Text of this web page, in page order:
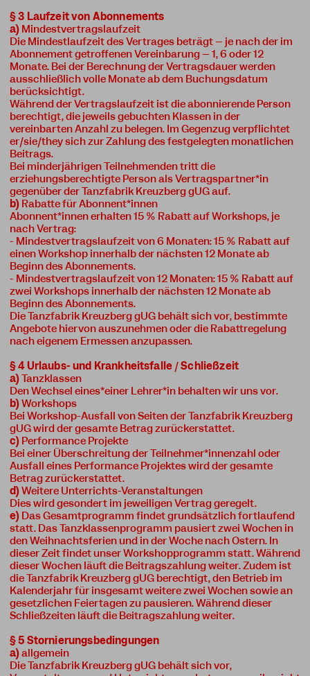
§ 3 Laufzeit von Abonnements
a) Mindestvertragslaufzeit
Die Mindestlaufzeit des Vertrages beträgt – je nach der im
Abonnement getroffenen Vereinbarung – 1, 6 oder 12
Monate. Bei der Berechnung der Vertragsdauer werden
ausschließlich volle Monate ab dem Buchungsdatum
berücksichtigt.
Während der Vertragslaufzeit ist die abonnierende Person
berechtigt, die jeweils gebuchten Klassen in der
vereinbarten Anzahl zu belegen. Im Gegenzug verpflichtet
er/sie/they sich zur Zahlung des festgelegten monatlichen
Beitrags.
Bei minderjährigen Teilnehmenden tritt die
erziehungsberechtigte Person als Vertragspartner*in
gegenüber der Tanzfabrik Kreuzberg gUG auf.
b) Rabatte für Abonnent*innen
Abonnent*innen erhalten 15 % Rabatt auf Workshops, je
nach Vertrag:
- Mindestvertragslaufzeit von 6 Monaten: 15 % Rabatt auf
einen Workshop innerhalb der nächsten 12 Monate ab
Beginn des Abonnements.
- Mindestvertragslaufzeit von 12 Monaten: 15 % Rabatt auf
zwei Workshops innerhalb der nächsten 12 Monate ab
Beginn des Abonnements.
Die Tanzfabrik Kreuzberg gUG behält sich vor, bestimmte
Angebote hiervon auszunehmen oder die Rabattregelung
nach eigenem Ermessen anzupassen.
§ 4 Urlaubs- und Krankheitsfälle /Schließzeit
a)Tanzklassen
Den Wechsel eines*einer Lehrer*in behalten wir uns vor.
b)Workshops
Bei Workshop-Ausfall von Seiten der Tanzfabrik Kreuzberg
gUG wird der gesamte Betrag zurückerstattet.
c) Performance Projekte
Bei einer Überschreitung der Teilnehmer*innenzahl oder
Ausfall eines Performance Projektes wird der gesamte
Betrag zurückerstattet.
d)Weitere Unterrichts-Veranstaltungen
Dies wird gesondert im jeweiligen Vertrag geregelt.
e) Das Gesamtprogramm findet grundsätzlich fortlaufend
statt. Das Tanzklassenprogramm pausiert zwei Wochen in
den Weihnachtsferien und in der Woche nach Ostern. In
dieser Zeit findet unser Workshopprogramm statt. Während
dieser Wochen läuft die Beitragszahlung weiter. Zudem ist
die Tanzfabrik Kreuzberg gUG berechtigt, den Betrieb im
Kalenderjahr für insgesamt weitere zwei Wochen sowie an
gesetzlichen Feiertagen zu pausieren. Während dieser
Schließzeiten läuft die Beitragszahlung weiter.
§ 5 Stornierungsbedingungen
a)allgemein
Die Tanzfabrik Kreuzberg gUG behält sich vor,